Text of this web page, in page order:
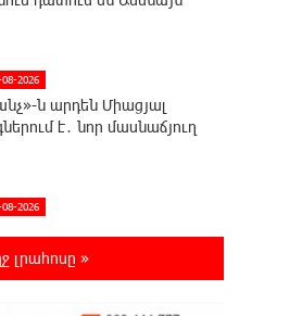
2026
ն արդեն Միացյալ
է․ նոր մասնաճյուղ
2026
հանդիպումից հետո
լրահոսը »